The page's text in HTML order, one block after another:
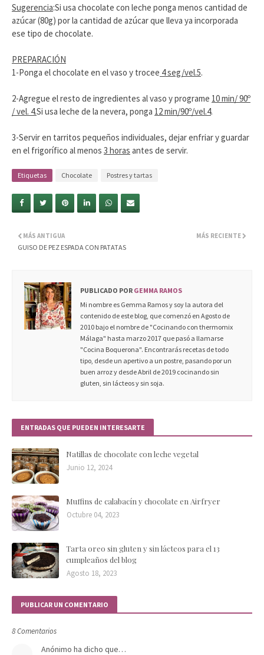
Sugerencia:Si usa chocolate con leche ponga menos cantidad de
azúcar (80g) por la cantidad de azúcar que lleva ya incorporada
ese tipo de chocolate.
PREPARACIÓN
1-Ponga el chocolate en el vaso y trocee 4 seg/vel.5.
2-Agregue el resto de ingredientes al vaso y programe 10 min/ 90º
/ vel. 4.Si usa leche de la nevera, ponga 12 min/90º/vel.4.
3-Servir en tarritos pequeños individuales, dejar enfriar y guardar
en el frigorífico al menos 3 horas antes de servir.
Etiquetas Chocolate Postres y tartas
MÁS RECIENTE
MÁS ANTIGUA
GUISO DE PEZ ESPADA CON PATATAS
PUBLICADO POR GEMMA RAMOS
Mi nombre es Gemma Ramos y soy la autora del
contenido de este blog, que comenzó en Agosto de
2010 bajo el nombre de "Cocinando con thermomix
Málaga" hasta marzo 2017 que pasó a llamarse
"Cocina Boquerona". Encontrarás recetas de todo
tipo, desde un apertivo a un postre, pasando por un
buen arroz y desde Abril de 2019 cocinando sin
gluten, sin lácteos y sin soja.
ENTRADAS QUE PUEDEN INTERESARTE
Natillas de chocolate con leche vegetal
Junio 12, 2024
Muffins de calabacín y chocolate en Airfryer
Octubre 04, 2023
Tarta oreo sin gluten y sin lácteos para el 13
cumpleaños del blog
Agosto 18, 2023
PUBLICAR UN COMENTARIO
8 Comentarios
Anónimo ha dicho que…